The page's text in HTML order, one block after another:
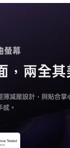
螢幕
，兩全其
薄減壓設計，與貼合掌
。